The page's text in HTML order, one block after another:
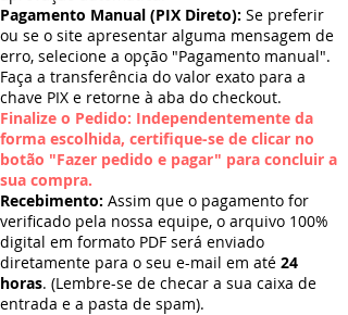
Pagamento Manual (PIX Direto): Se preferir
ou se o site apresentar alguma mensagem de
erro, selecione a opção "Pagamento manual".
Faça a transferência do valor exato para a
chave PIX e retorne à aba do checkout.
Finalize o Pedido: Independentemente da
forma escolhida, certifique-se de clicar no
botão "Fazer pedido e pagar" para concluir a
sua compra.
Recebimento: Assim que o pagamento for
verificado pela nossa equipe, o arquivo 100%
digital em formato PDF será enviado
diretamente para o seu e-mail em até 24
horas. (Lembre-se de checar a sua caixa de
entrada e a pasta de spam).